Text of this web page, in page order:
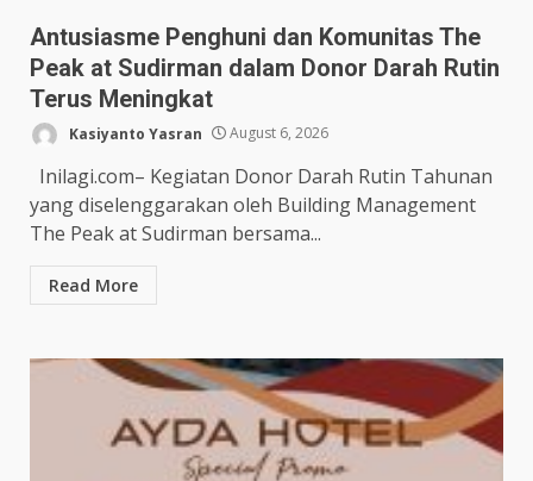
Antusiasme Penghuni dan Komunitas The
Peak at Sudirman dalam Donor Darah Rutin
Terus Meningkat
Kasiyanto Yasran August 6, 2026
Inilagi.com– Kegiatan Donor Darah Rutin Tahunan
yang diselenggarakan oleh Building Management
The Peak at Sudirman bersama...
Read More